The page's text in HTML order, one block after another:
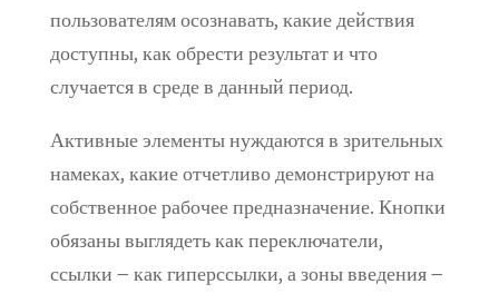
пользователям осознавать, какие действия
доступны, как обрести результат и что
случается в среде в данный период.
Активные элементы нуждаются в зрительных
намеках, какие отчетливо демонстрируют на
собственное рабочее предназначение. Кнопки
обязаны выглядеть как переключатели,
ссылки – как гиперссылки, а зоны введения –